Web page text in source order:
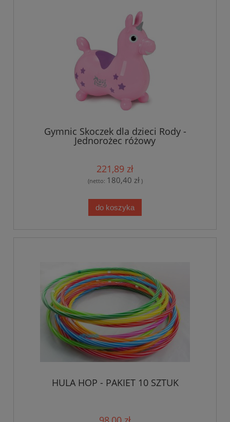
Gymnic Skoczek dla dzieci Rody -
Jednorożec różowy
221,89 zł
(netto: 180,40 zł)
do koszyka
HULA HOP - PAKIET 10 SZTUK